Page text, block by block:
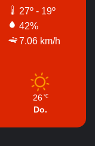
27º - 19º
42%
7.06 km/h
26 ℃
Do.